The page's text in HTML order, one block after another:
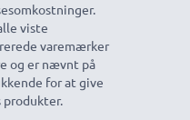
viste
varemærker
og er nævnt på
for at give
produkter.